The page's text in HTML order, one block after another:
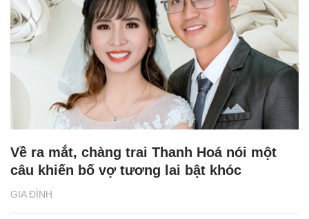
GIA ĐÌNH
Về ra mắt, chàng trai Thanh Hoá nói một
câu khiến bố vợ tương lai bật khóc